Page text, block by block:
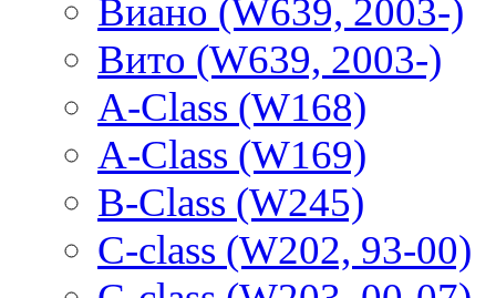
Виано (W639, 2003-)
Вито (W639, 2003-)
A-Class (W168)
A-Class (W169)
B-Class (W245)
C-class (W202, 93-00)